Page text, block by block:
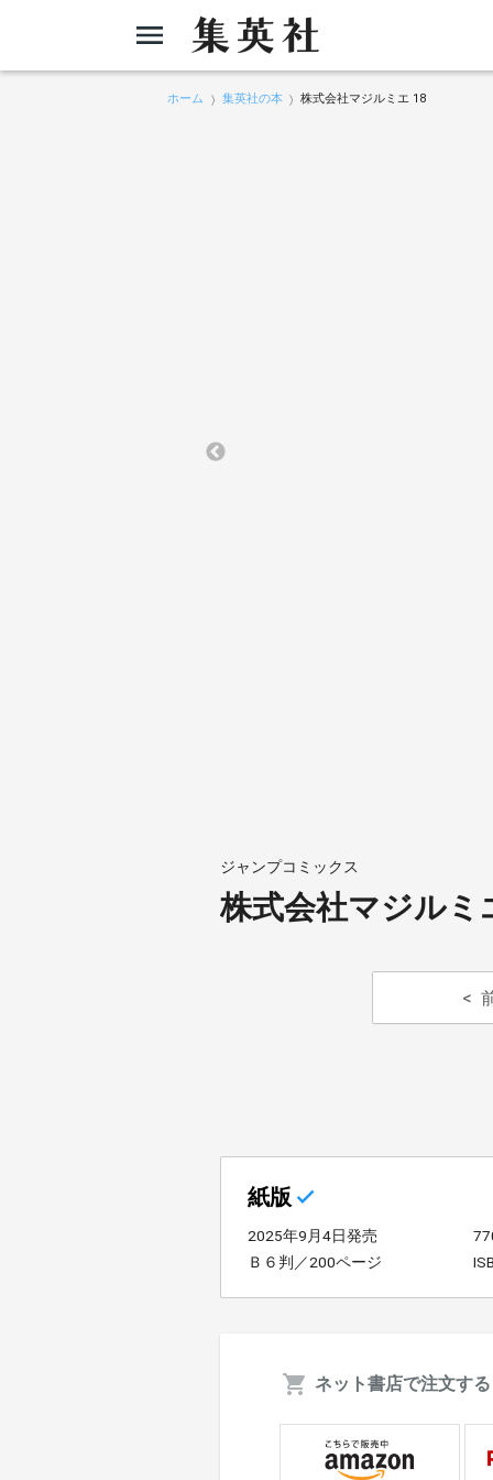
ホーム 集英社の本 株式会社マジルミエ 18
ジャンプコミックス
株式会社マジルミ
紙版
2025年9月4日発売
Ｂ６判／200ページ
ネット書店で注文する